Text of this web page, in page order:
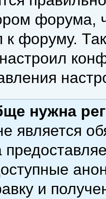
форума,
к форуму.
нужна
является
и